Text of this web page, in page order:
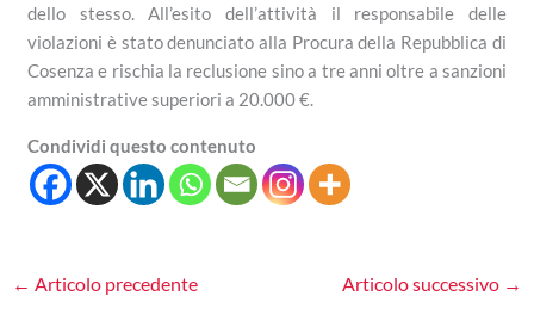
dello stesso. All’esito dell’attività il responsabile delle
violazioni è stato denunciato alla Procura della Repubblica di
Cosenza e rischia la reclusione sino a tre anni oltre a sanzioni
amministrative superiori a 20.000 €.
Condividi questo contenuto
← Articolo precedente Articolo successivo →